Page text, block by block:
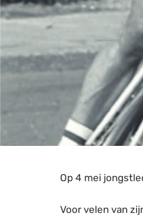
Op 4 mei
Voor velen van